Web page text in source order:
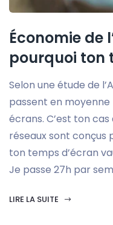
Économie de
pourquoi ton
Selon une étude de
passent en moyenne
écrans. C’est ton cas
réseaux sont conçus
ton temps d’écran
Je passe 27h par
LIRE LA SUITE